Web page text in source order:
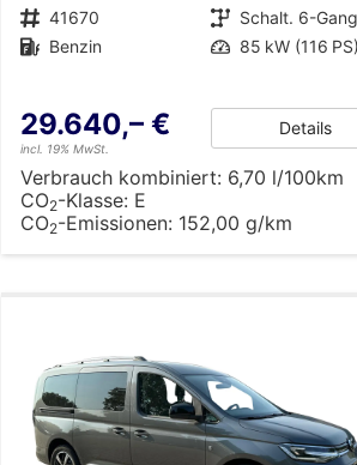
Fahrzeugnr. 41670 Getriebe Schalt. 6-Gang
Kraftstoff Benzin Leistung 85 kW (116 PS)
29.640,– €
incl. 19% MwSt.
Details
Verbrauch kombiniert: 6,70 l/100km
CO2-Klasse: E
CO2-Emissionen: 152,00 g/km